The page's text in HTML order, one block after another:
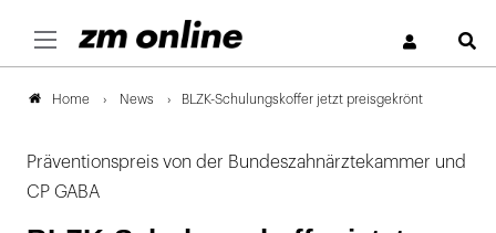
Home News BLZK-Schulungskoffer jetzt preisgekrönt
Präventionspreis von der Bundeszahnärztekammer und
CP GABA